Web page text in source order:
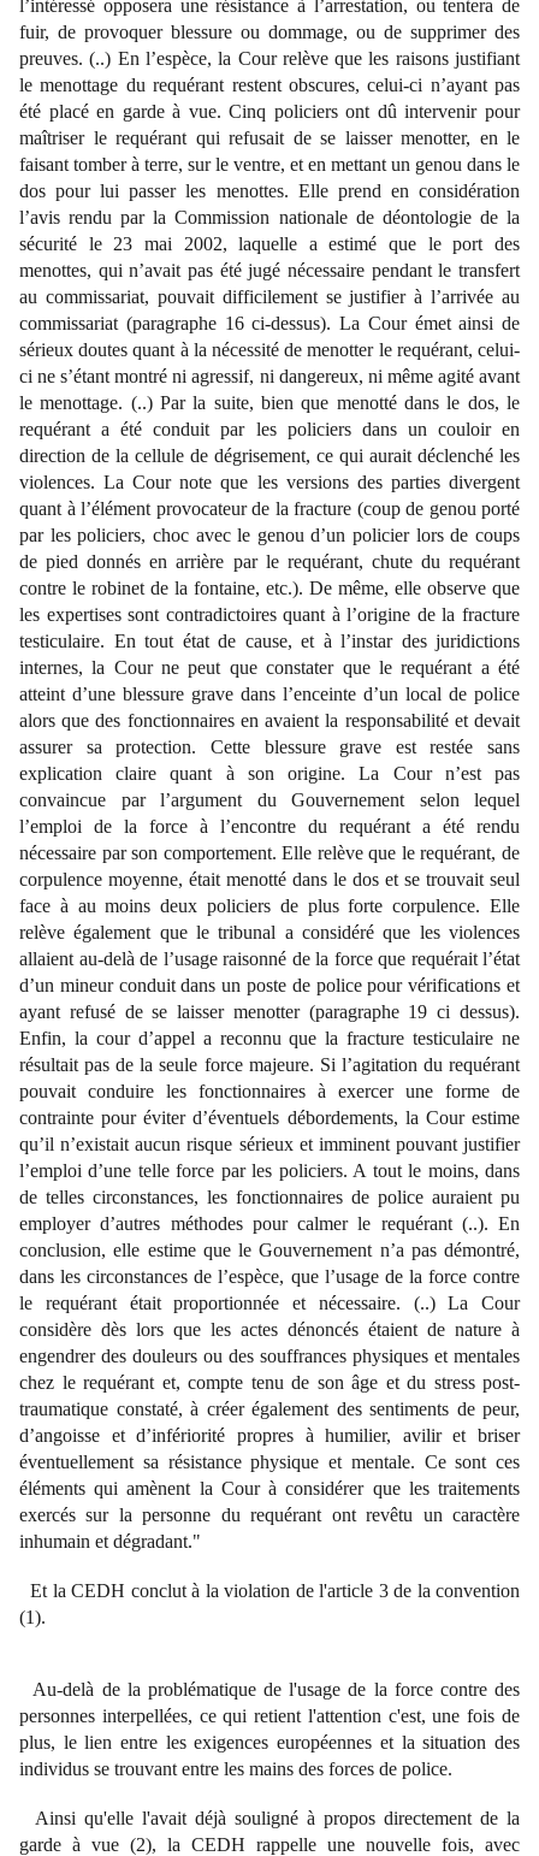
l’intéressé opposera une résistance à l’arrestation, ou tentera de
fuir, de provoquer blessure ou dommage, ou de supprimer des
preuves. (..) En l’espèce, la Cour relève que les raisons justifiant
le menottage du requérant restent obscures, celui-ci n’ayant pas
été placé en garde à vue. Cinq policiers ont dû intervenir pour
maîtriser le requérant qui refusait de se laisser menotter, en le
faisant tomber à terre, sur le ventre, et en mettant un genou dans le
dos pour lui passer les menottes. Elle prend en considération
l’avis rendu par la Commission nationale de déontologie de la
sécurité le 23 mai 2002, laquelle a estimé que le port des
menottes, qui n’avait pas été jugé nécessaire pendant le transfert
au commissariat, pouvait difficilement se justifier à l’arrivée au
commissariat (paragraphe 16 ci-dessus). La Cour émet ainsi de
sérieux doutes quant à la nécessité de menotter le requérant, celui-
ci ne s’étant montré ni agressif, ni dangereux, ni même agité avant
le menottage. (..) Par la suite, bien que menotté dans le dos, le
requérant a été conduit par les policiers dans un couloir en
direction de la cellule de dégrisement, ce qui aurait déclenché les
violences. La Cour note que les versions des parties divergent
quant à l’élément provocateur de la fracture (coup de genou porté
par les policiers, choc avec le genou d’un policier lors de coups
de pied donnés en arrière par le requérant, chute du requérant
contre le robinet de la fontaine, etc.). De même, elle observe que
les expertises sont contradictoires quant à l’origine de la fracture
testiculaire. En tout état de cause, et à l’instar des juridictions
internes, la Cour ne peut que constater que le requérant a été
atteint d’une blessure grave dans l’enceinte d’un local de police
alors que des fonctionnaires en avaient la responsabilité et devait
assurer sa protection. Cette blessure grave est restée sans
explication claire quant à son origine. La Cour n’est pas
convaincue par l’argument du Gouvernement selon lequel
l’emploi de la force à l’encontre du requérant a été rendu
nécessaire par son comportement. Elle relève que le requérant, de
corpulence moyenne, était menotté dans le dos et se trouvait seul
face à au moins deux policiers de plus forte corpulence. Elle
relève également que le tribunal a considéré que les violences
allaient au-delà de l’usage raisonné de la force que requérait l’état
d’un mineur conduit dans un poste de police pour vérifications et
ayant refusé de se laisser menotter (paragraphe 19 ci dessus).
Enfin, la cour d’appel a reconnu que la fracture testiculaire ne
résultait pas de la seule force majeure. Si l’agitation du requérant
pouvait conduire les fonctionnaires à exercer une forme de
contrainte pour éviter d’éventuels débordements, la Cour estime
qu’il n’existait aucun risque sérieux et imminent pouvant justifier
l’emploi d’une telle force par les policiers. A tout le moins, dans
de telles circonstances, les fonctionnaires de police auraient pu
employer d’autres méthodes pour calmer le requérant (..). En
conclusion, elle estime que le Gouvernement n’a pas démontré,
dans les circonstances de l’espèce, que l’usage de la force contre
le requérant était proportionnée et nécessaire. (..) La Cour
considère dès lors que les actes dénoncés étaient de nature à
engendrer des douleurs ou des souffrances physiques et mentales
chez le requérant et, compte tenu de son âge et du stress post-
traumatique constaté, à créer également des sentiments de peur,
d’angoisse et d’infériorité propres à humilier, avilir et briser
éventuellement sa résistance physique et mentale. Ce sont ces
éléments qui amènent la Cour à considérer que les traitements
exercés sur la personne du requérant ont revêtu un caractère
inhumain et dégradant."
Et la CEDH conclut à la violation de l'article 3 de la convention
(1).
Au-delà de la problématique de l'usage de la force contre des
personnes interpellées, ce qui retient l'attention c'est, une fois de
plus, le lien entre les exigences européennes et la situation des
individus se trouvant entre les mains des forces de police.
Ainsi qu'elle l'avait déjà souligné à propos directement de la
garde à vue (2), la CEDH rappelle une nouvelle fois, avec